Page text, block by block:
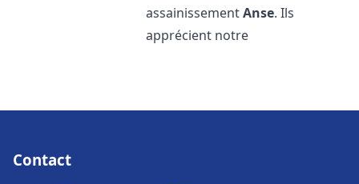
assainissementAnse. Ils
apprécient notre
Contact